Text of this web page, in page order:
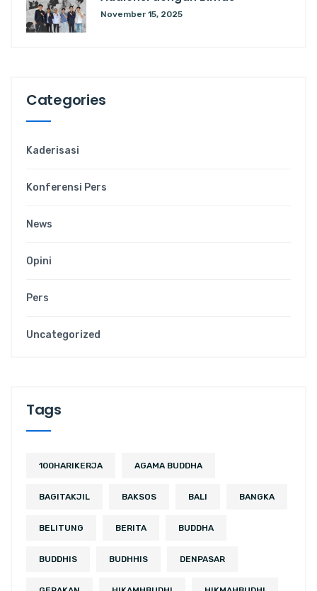
November 15, 2025
Categories
Kaderisasi
Konferensi Pers
News
Opini
Pers
Uncategorized
Tags
100HARIKERJA AGAMA BUDDHA
BAGITAKJIL BAKSOS BALI BANGKA
BELITUNG BERITA BUDDHA
BUDDHIS BUDHHIS DENPASAR